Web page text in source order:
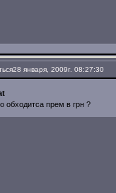
28 января, 2009г. 08:27:30
обходитса прем в грн ?